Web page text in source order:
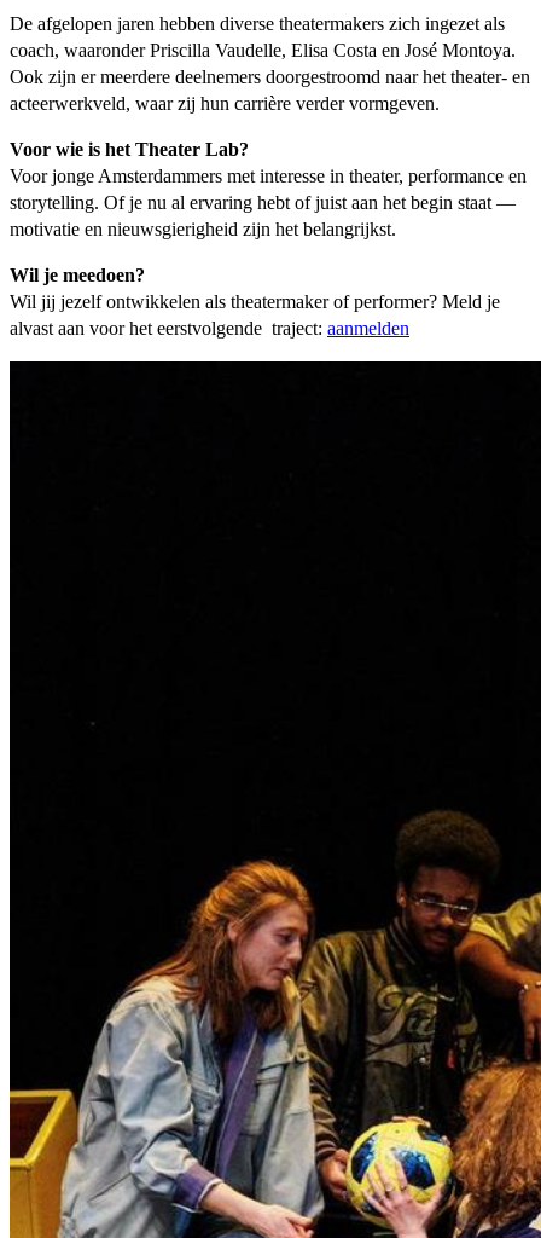
De afgelopen jaren hebben diverse theatermakers zich ingezet als
coach, waaronder Priscilla Vaudelle, Elisa Costa en José Montoya.
Ook zijn er meerdere deelnemers doorgestroomd naar het theater- en
acteerwerkveld, waar zij hun carrière verder vormgeven.
Voor wie is het Theater Lab?
Voor jonge Amsterdammers met interesse in theater, performance en
storytelling. Of je nu al ervaring hebt of juist aan het begin staat —
motivatie en nieuwsgierigheid zijn het belangrijkst.
Wil je meedoen?
Wil jij jezelf ontwikkelen als theatermaker of performer? Meld je
alvast aan voor het eerstvolgende traject: aanmelden